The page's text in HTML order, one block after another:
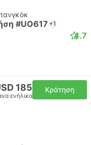
#UO617 +1
4.7
185
ενήλικα
Κράτηση